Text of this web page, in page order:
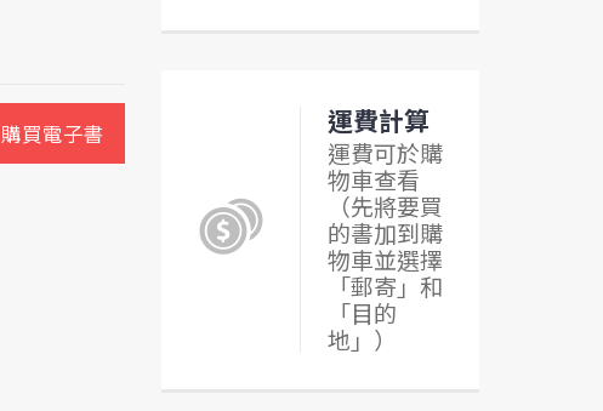
購買電子書 運費計算
運費可於購
物車查看
（先將要買
的書加到購
物車並選擇
「郵寄」和
「目的
地」）